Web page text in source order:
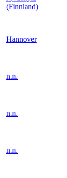
(Finnland)
Hannover
n.n.
n.n.
n.n.